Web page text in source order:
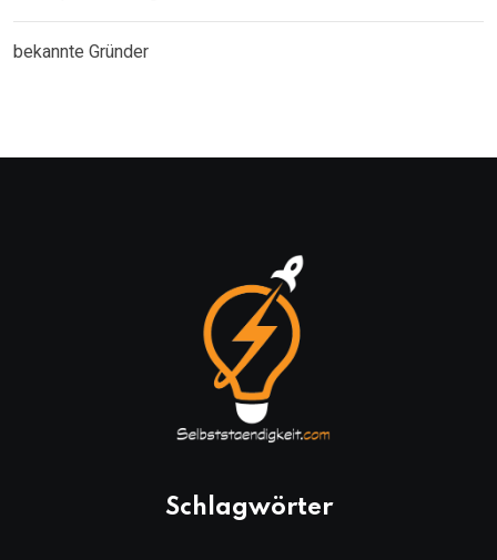
bekannte Gründer
Schlagwörter